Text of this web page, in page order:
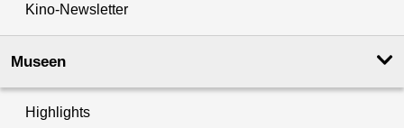
Kino-Newsletter
Museen
Highlights